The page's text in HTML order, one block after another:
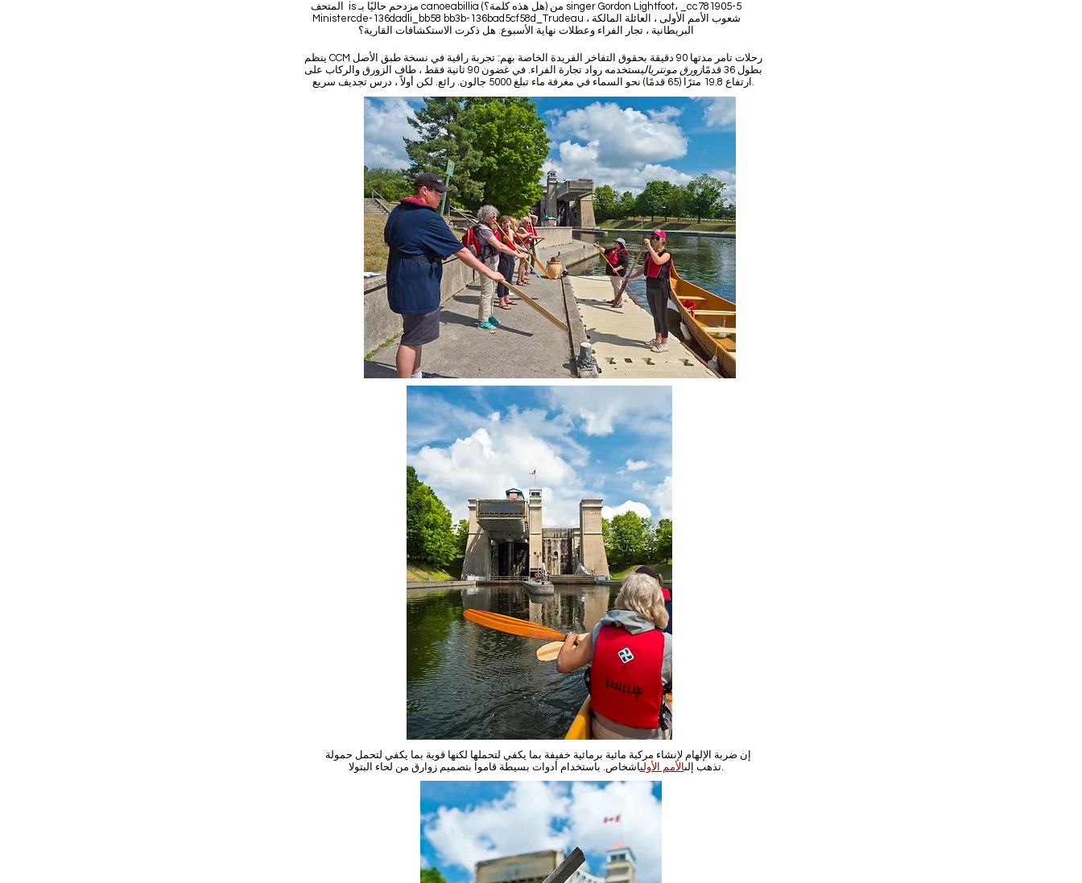
المتحف is مزدحم حاليًا بـ canoeabillia (هل هذه كلمة؟) من singer Gordon Lightfoot، _cc781905-5
Ministercde-136dadli_bb58 bb3b-136bad5cf58d_Trudeau ، شعوب الأمم الأولى ، العائلة المالكة
البريطانية ، تجار الفراء وعطلات نهاية الأسبوع. هل ذكرت الاستكشافات القارية؟
ينظم CCM رحلات تامر مدتها 90 دقيقة بحقوق التفاخر الفريدة الخاصة بهم: تجربة راقية في نسخة طبق الأصل
بطول 36 قدمًا
زورق مونتريال
يستخدمه رواد تجارة الفراء. في غضون 90 ثانية فقط ، طاف الزورق والركاب على
ارتفاع 19.8 مترًا (65 قدمًا) نحو السماء في مغرفة ماء تبلغ 5000 جالون. رائع. لكن أولاً ، درس تجديف سريع.
إن ضربة الإلهام لإنشاء مركبة مائية برمائية خفيفة بما يكفي لتحملها لكنها قوية بما يكفي لتحمل حمولة
تذهب إلىالأمم الأولى اشخاص. باستخدام أدوات بسيطة قاموا بتصميم زوارق من لحاء البتولا.